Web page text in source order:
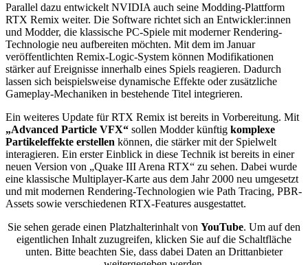
Parallel dazu entwickelt NVIDIA auch seine Modding-Plattform
RTX Remix weiter. Die Software richtet sich an Entwickler:innen
und Modder, die klassische PC-Spiele mit moderner Rendering-
Technologie neu aufbereiten möchten. Mit dem im Januar
veröffentlichten Remix-Logic-System können Modifikationen
stärker auf Ereignisse innerhalb eines Spiels reagieren. Dadurch
lassen sich beispielsweise dynamische Effekte oder zusätzliche
Gameplay-Mechaniken in bestehende Titel integrieren.
Ein weiteres Update für RTX Remix ist bereits in Vorbereitung. Mit
„Advanced Particle VFX“ sollen Modder künftig komplexe
Partikeleffekte erstellen können, die stärker mit der Spielwelt
interagieren. Ein erster Einblick in diese Technik ist bereits in einer
neuen Version von „Quake III Arena RTX“ zu sehen. Dabei wurde
eine klassische Multiplayer-Karte aus dem Jahr 2000 neu umgesetzt
und mit modernen Rendering-Technologien wie Path Tracing, PBR-
Assets sowie verschiedenen RTX-Features ausgestattet.
Sie sehen gerade einen Platzhalterinhalt von YouTube. Um auf den
eigentlichen Inhalt zuzugreifen, klicken Sie auf die Schaltfläche
unten. Bitte beachten Sie, dass dabei Daten an Drittanbieter